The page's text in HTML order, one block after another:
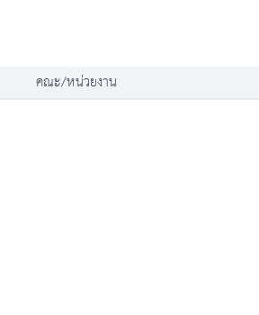
คณะ/หน่วยงาน